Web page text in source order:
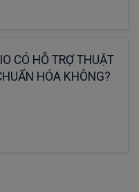
CÓ HỖ TRỢ THUẬT
HÓA KHÔNG?